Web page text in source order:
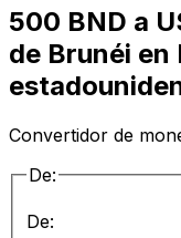
500 BND a
de Brunéi en
Convertidor de
De:
De: